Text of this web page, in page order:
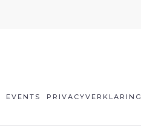
EVENTS PRIVACYVERKLARING